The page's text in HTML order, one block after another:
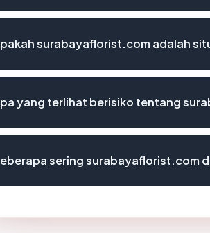
surabayaflorist.com adalah
yang terlihat berisiko tentang
sering surabayaflorist.com